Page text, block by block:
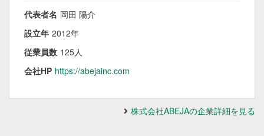
代表者名 岡田 陽介
設立年 2012年
従業員数 125人
会社HP https://abejainc.com
株式会社ABEJAの企業詳細を見る